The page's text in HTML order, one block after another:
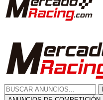
ANUNCIOS DE COMPETICIÓN